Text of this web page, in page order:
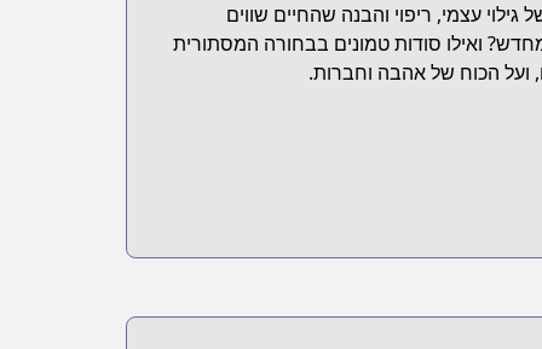
עצמי, ריפוי והבנה שהחיים שווים
ואילו סודות טמונים בבחורה המסתורית
ועל הכוח של אהבה וחברות.